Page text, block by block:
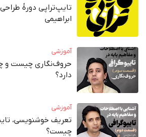
تایپ‌تراپی دورهٔ
ابراهیمی
آموزشی
حروف‌نگاری چیست و چه
دارد؟
آموزشی
تعریف خوشنویسی،
چیست؟